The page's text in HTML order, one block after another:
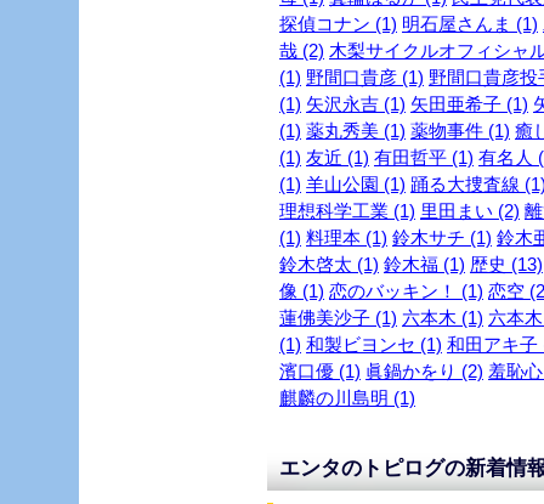
探偵コナン (1) 明石屋さんま (1)
哉 (2) 木梨サイクルオフィシャ
(1) 野間口貴彦 (1) 野間口貴彦投
(1) 矢沢永吉 (1) 矢田亜希子 (1)
(1) 薬丸秀美 (1) 薬物事件 (1) 癒
(1) 友近 (1) 有田哲平 (1) 有名人
(1) 羊山公園 (1) 踊る大捜査線
理想科学工業 (1) 里田まい (2)
(1) 料理本 (1) 鈴木サチ (1) 鈴木
鈴木啓太 (1) 鈴木福 (1) 歴史 (13)
像 (1) 恋のバッキン！ (1) 恋空
蓮佛美沙子 (1) 六本木 (1) 六本
(1) 和製ビヨンセ (1) 和田アキ子
濱口優 (1) 眞鍋かをり (2) 羞恥
麒麟の川島明 (1)
エンタのトピログの新着情